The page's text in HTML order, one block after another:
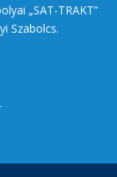
„SAT-TRAKT”
Szabolcs.